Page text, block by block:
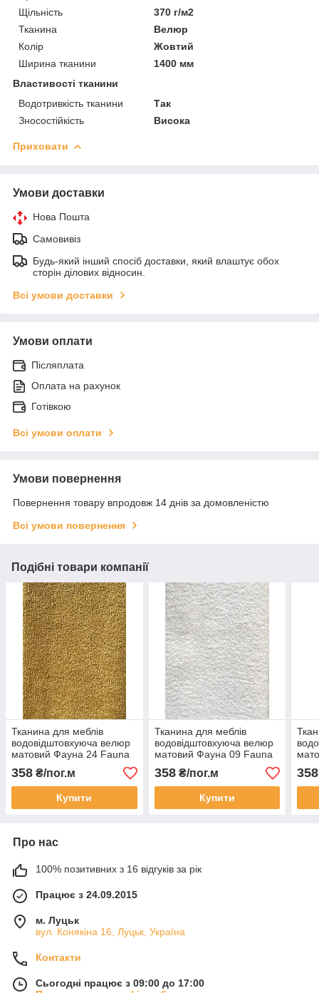
Щільність
370 г/м2
Тканина
Велюр
Колір
Жовтий
Ширина тканини
1400 мм
Властивості тканини
Водотривкість тканини
Так
Зносостійкість
Висока
Приховати
Умови доставки
Нова Пошта
Самовивіз
Будь-який інший спосіб доставки, який влаштує обох
сторін ділових відносин.
Всі умови доставки
Умови оплати
Післяплата
Оплата на рахунок
Готівкою
Всі умови оплати
Умови повернення
Повернення товару впродовж 14 днів за домовленістю
Всі умови повернення
Подібні товари компанії
Тканина для меблів
водовідштовхуюча велюр
матовий Фауна 24 Fauna
24
358 ₴/пог.м
Купити
Тканина для меблів
водовідштовхуюча велюр
матовий Фауна 09 Fauna
09
358₴/пог.м
Купити
05
358
Про нас
100% позитивних з 16 відгуків за рік
Працює з 24.09.2015
м. Луцьк
вул. Конякіна 16, Луцьк, Україна
Контакти
Сьогодні працює з 09:00 до 17:00